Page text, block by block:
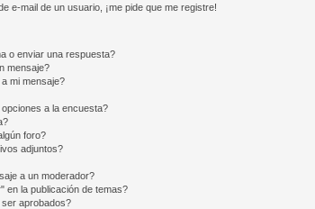
e-mail de un usuario, ¡me pide que me registre!
o enviar una respuesta?
mensaje?
mi mensaje?
a la encuesta?
foro?
adjuntos?
a un moderador?
en la publicación de temas?
aprobados?